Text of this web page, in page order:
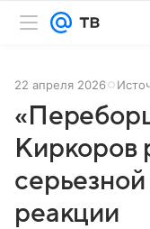
22 апреля 2026
Киркоров
реакции